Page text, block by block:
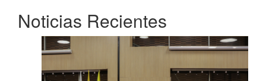
Noticias Recientes